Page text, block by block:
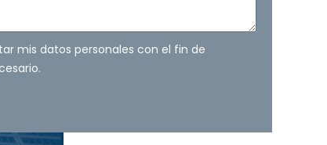
mis datos personales con el fin de